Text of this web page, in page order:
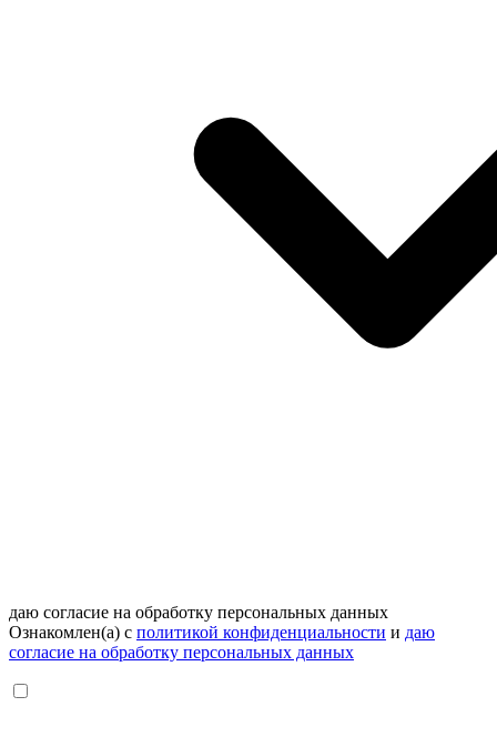
даю согласие на обработку персональных данных
Ознакомлен(а) с политикой конфиденциальности и даю
согласие на обработку персональных данных